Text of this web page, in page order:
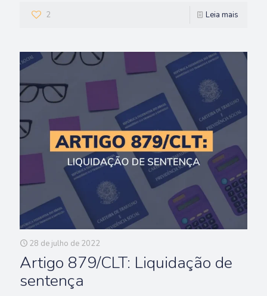
2 Leia mais
28 de julho de 2022
Artigo 879/CLT: Liquidação de
sentença